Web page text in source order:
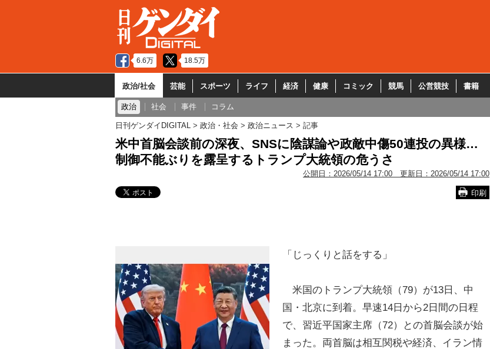
6.6万 18.5万
政治/社会 芸能 スポーツ ライフ 経済 健康 コミック 競馬 公営競技 書籍
政治 社会 事件 コラム
日刊ゲンダイDIGITAL 政治・社会 政治ニュース 記事
米中首脳会談前の深夜、SNSに陰謀論や政敵中傷50連投の異様…
制御不能ぶりを露呈するトランプ大統領の危うさ
公開日： 2026/05/14 17:00 更新日： 2026/05/14 17:00
印刷
「じっくりと話をする」
米国のトランプ大統領（79）が13日、中
国・北京に到着。早速14日から2日間の日程
で、習近平国家主席（72）との首脳会談が始
まった。両首脳は相互関税や経済、イラン情